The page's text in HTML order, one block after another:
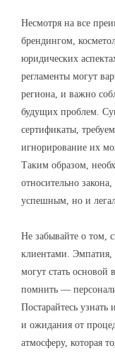
Несмотря на все
брендингом,
юридических
регламенты могут
региона, и важно
будущих проблем.
сертификаты,
игнорирование их
Таким образом,
относительно
успешным, но и
Не забывайте о том,
клиентами. Эмпатия,
могут стать
помнить —
Постарайтесь
и ожидания от
атмосферу, которая